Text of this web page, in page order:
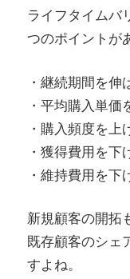
ライフタイムバ
つのポイントが
・継続期間を伸
・平均購入単価
・購入頻度を上
・獲得費用を下
・維持費用を下
新規顧客の開拓
既存顧客のシェ
すよね。